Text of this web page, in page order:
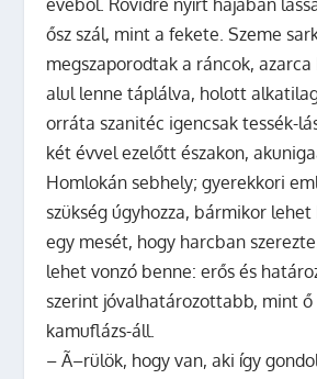
ősz szál, mint a fekete. Szeme
megszaporodtak a ráncok,
alul lenne táplálva, holott
orráta szanitéc igencsak tessék-
két évvel ezelőtt északon,
Homlokán sebhely; gyerekkori
szükség úgyhozza, bármikor
egy mesét, hogy harcban
lehet vonzó benne: erős és
szerint jóvalhatározottabb, mint ő
kamuflázs-áll.
– Ã–rülök, hogy van, aki így